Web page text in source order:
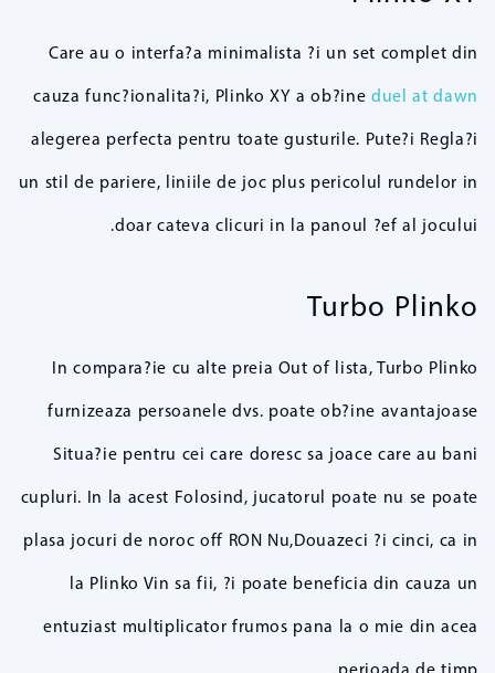
Care au o interfa?a minimalista ?i un set complet din
cauza func?ionalita?i, Plinko XY a ob?ineduel at dawn
alegerea perfecta pentru toate gusturile. Pute?i Regla?i
un stil de pariere, liniile de joc plus pericolul rundelor in
doar cateva clicuri in la panoul ?ef al jocului.
Turbo Plinko
In compara?ie cu alte preia Out of lista, Turbo Plinko
furnizeaza persoanele dvs. poate ob?ine avantajoase
Situa?ie pentru cei care doresc sa joace care au bani
cupluri. In la acest Folosind, jucatorul poate nu se poate
plasa jocuri de noroc off RON Nu,Douazeci ?i cinci, ca in
la Plinko Vin sa fii, ?i poate beneficia din cauza un
entuziast multiplicator frumos pana la o mie din acea